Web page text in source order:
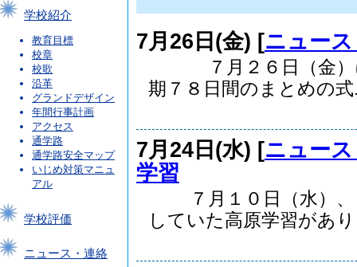
学校紹介
教育目標
校章
校歌
沿革
グランドデザイン
年間行事計画
アクセス
通学路
通学路安全マップ
いじめ対策マニュ
アル
学校評価
ニュース・連絡
7月26日(金) [ニュー
７月２６日（金）に
期７８日間のまとめの式
7月24日(水) [ニュー
学習
７月１０日（水）、
していた高原学習があ